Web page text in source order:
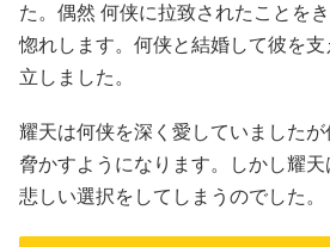
た。偶然 何侠に拉致されたことを
惚れします。何侠と結婚して彼を
立しました。
耀天は何侠を深く愛していました
脅かすようになります。しかし耀
悲しい選択をしてしまうのでした。